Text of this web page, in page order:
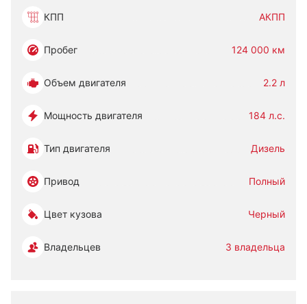
КПП АКПП
Пробег 124 000 км
Объем двигателя 2.2 л
Мощность двигателя 184 л.с.
Тип двигателя Дизель
Привод Полный
Цвет кузова Черный
Владельцев 3 владельца